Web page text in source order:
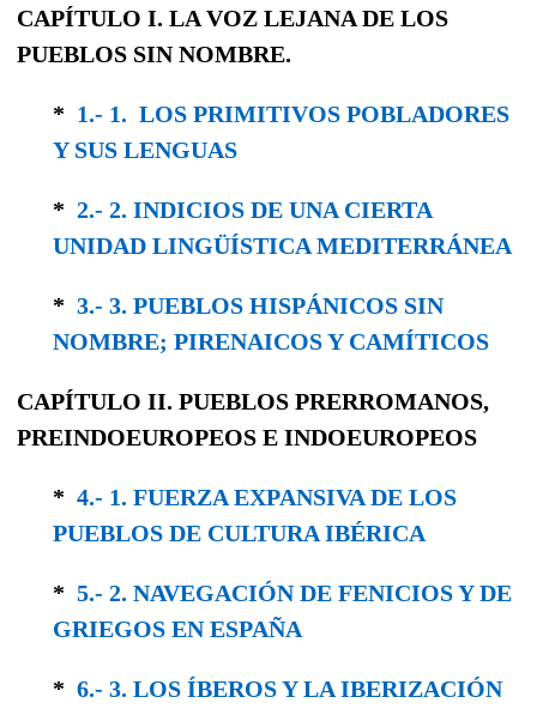
CAPÍTULO I. LA VOZ LEJANA DE LOS
PUEBLOS SIN NOMBRE.
* 1.- 1. LOS PRIMITIVOS POBLADORES
Y SUS LENGUAS
* 2.- 2. INDICIOS DE UNA CIERTA
UNIDAD LINGÜÍSTICA MEDITERRÁNEA
* 3.- 3. PUEBLOS HISPÁNICOS SIN
NOMBRE; PIRENAICOS Y CAMÍTICOS
CAPÍTULO II. PUEBLOS PRERROMANOS,
PREINDOEUROPEOS E INDOEUROPEOS
* 4.- 1. FUERZA EXPANSIVA DE LOS
PUEBLOS DE CULTURA IBÉRICA
* 5.- 2. NAVEGACIÓN DE FENICIOS Y DE
GRIEGOS EN ESPAÑA
* 6.- 3. LOS ÍBEROS Y LA IBERIZACIÓN